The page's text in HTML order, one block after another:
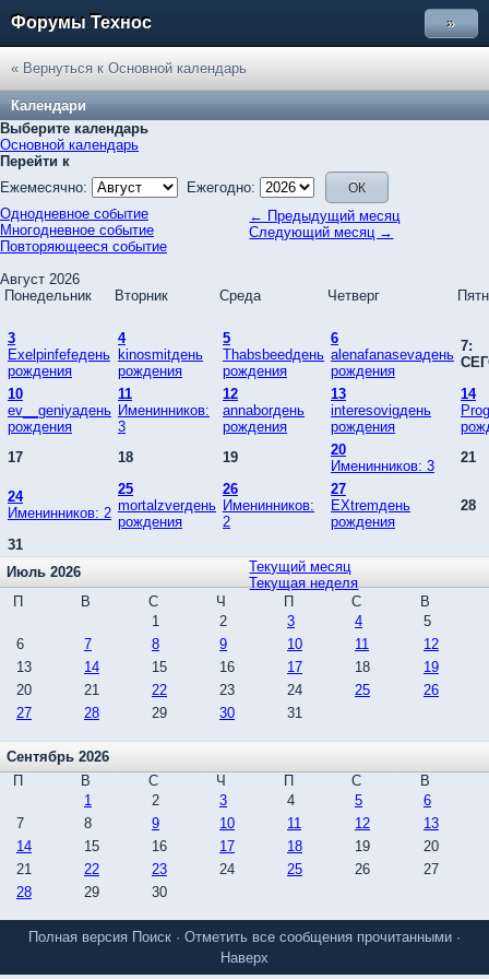
Форумы Технос »
« Вернуться к Основной календарь
Календари
Выберите календарь
Основной календарь
Перейти к
Ежемесячно:
Ежегодно:
← Предыдущий месяц
Следующий месяц →
Однодневное событие
Многодневное событие
Повторяющееся событие
Август 2026
Понедельник
Вторник Среда Четверг
3
Exelpinfefeдень
рождения
4
kinosmitдень
рождения
5
Thabsbeedдень
рождения
6
alenafanasevaдень
рождения
7:
10
ev__geniyaдень
рождения
11
Именинников:
3
12
annaborдень
рождения
13
interesovigдень
рождения
14
17
18 19
20
Именинников: 3
21
24
Именинников: 2
25
mortalzverдень
рождения
26
Именинников:
2
27
EXtremдень
рождения
28
31
Текущий месяц
Текущая неделя
Июль 2026
П
В С Ч П С
В
1
2 3 4
5
6
7 8 9 10 11
12
13
14 15 16 17 18
19
20
21 22 23 24 25
26
27
28 29 30 31
Сентябрь 2026
П
В С Ч П С
В
1
2 3 4 5
6
7
8 9 10 11 12
13
14
15 16 17 18 19
20
21
22 23 24 25 26
27
28
29 30
Полная версия Поиск · Отметить все сообщения прочитанными ·
Наверх